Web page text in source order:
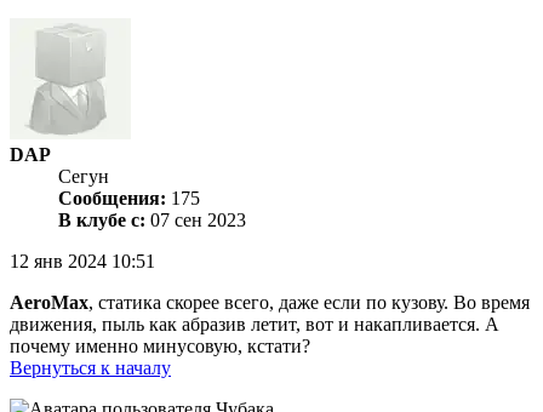
DAP
Сегун
Сообщения: 175
В клубе с: 07 сен 2023
12 янв 2024 10:51
AeroMax, статика скорее всего, даже если по кузову. Во время
движения, пыль как абразив летит, вот и накапливается. А
почему именно минусовую, кстати?
Вернуться к началу